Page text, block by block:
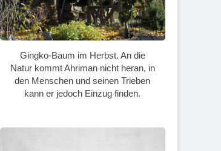
Gingko-Baum im Herbst. An die
Natur kommt Ahriman nicht heran, in
den Menschen und seinen Trieben
kann er jedoch Einzug finden.